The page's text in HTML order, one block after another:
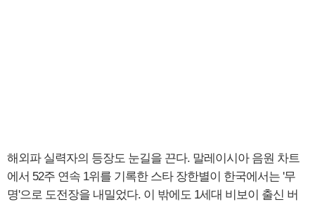
해외파 실력자의 등장도 눈길을 끈다. 말레이시아 음원 차트
에서 52주 연속 1위를 기록한 스타 장한별이 한국에서는 '무
명'으로 도전장을 내밀었다. 이 밖에도 1세대 비보이 출신 버